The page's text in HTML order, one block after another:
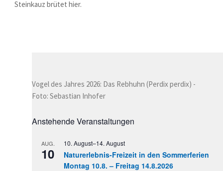
Steinkauz brütet hier.
Vogel des Jahres 2026: Das Rebhuhn (Perdix perdix) -
Foto: Sebastian Inhofer
Anstehende Veranstaltungen
AUG.
10
10. August–14. August
Naturerlebnis-Freizeit in den Sommerferien
Montag 10.8. – Freitag 14.8.2026